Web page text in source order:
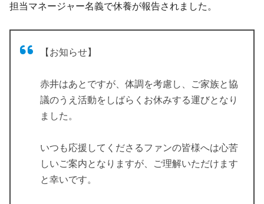
担当マネージャー名義で休養が報告されました。
【お知らせ】
赤井はあとですが、体調を考慮し、ご家族と協
議のうえ活動をしばらくお休みする運びとなり
ました。
いつも応援してくださるファンの皆様へは心苦
しいご案内となりますが、ご理解いただけます
と幸いです。